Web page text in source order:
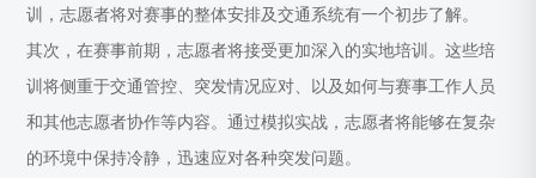
训，志愿者将对赛事的整体安排及交通系统有一个初步了解。
其次，在赛事前期，志愿者将接受更加深入的实地培训。这些培
训将侧重于交通管控、突发情况应对、以及如何与赛事工作人员
和其他志愿者协作等内容。通过模拟实战，志愿者将能够在复杂
的环境中保持冷静，迅速应对各种突发问题。